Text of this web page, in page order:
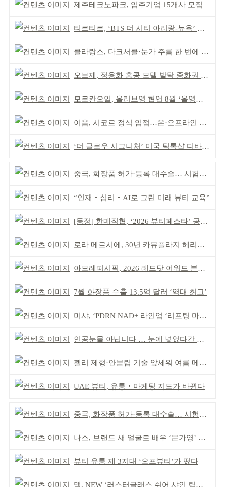
제주테크노파크, 입주기업 15개사 모집
티르티르, ‘BTS 더 시티 아리랑-뉴욕’ 참여
클라랑스, 다크서클·눈가 주름 한 번에 더블 케어
오브제, 정용화 홍콩 모델 발탁 중화권 공략 강화
모로칸오일, 올리브영 협업 8월 ‘올영픽’ 선정
이옴, 시코르 정식 입점…온·오프라인 유통망 확대
‘더 글로우 시그니처’ 미국 틱톡샵 디바이스 부문 1위
중국, 화장품 허가·등록 대수술… 시험자료 공용 허용
“인재‧심리‧AI로 그린 미래 뷰티 교육”
[동정] 한메직협, ‘2026 뷰티페스타’ 공동 주최
로라 메르시에, 30년 카뮤플라지 헤리티지 담아
아모레퍼시픽, 2026 레드닷 어워드 본상 2개 수상
7월 화장품 수출 13.5억 달러 ‘역대 최고’
미샤, ‘PDRN NAD+ 라인업 ‘리프팅 마스크’ 출시
인공눈물 아닙니다 … 눈에 넣었다간 각막 손상
젤리 제형·안묻립 기술 앞세워 여름 메이크업 시장 공략
UAE 뷰티, 유통‧마케팅 지도가 바뀐다
중국, 화장품 허가·등록 대수술… 시험자료 공용 허용
나스, 브랜드 새 얼굴로 배우 ‘문가영’ 발탁
뷰티 유통 제 3지대 ‘오프뷰티’가 떴다
맥, NEW ‘러스터글래스 쉬어 샤인 립스틱’ 출시